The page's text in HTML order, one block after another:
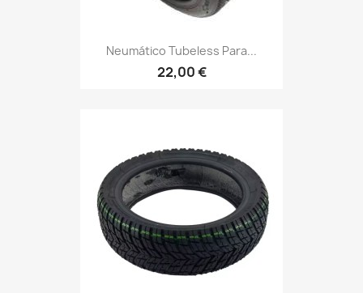
Neumático Tubeless Para...
22,00 €